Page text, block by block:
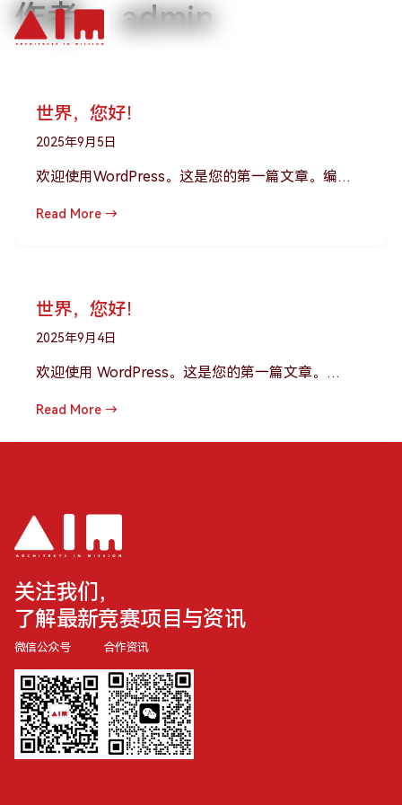
跳到主要内容
作者： admin
世界，您好！
2025年9月5日
欢迎使用WordPress。这是您的第一篇文章。编…
Read More →
世界，您好！
2025年9月4日
欢迎使用 WordPress。这是您的第一篇文章。…
Read More →
关注我们，
了解最新竞赛项目与资讯
微信公众号 合作资讯